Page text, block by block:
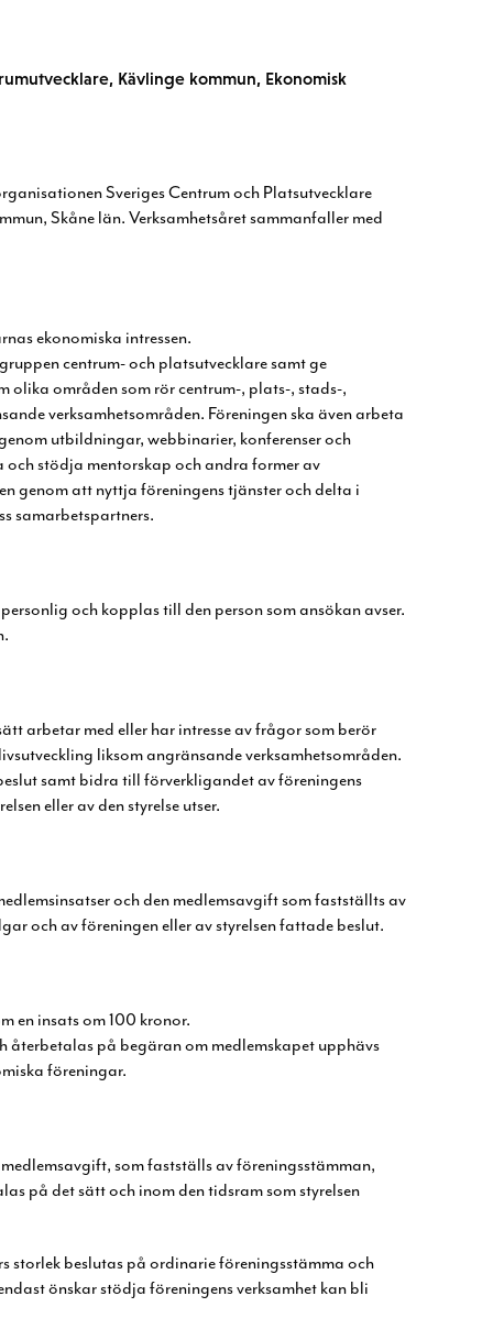
Kävlinge kommun, Ekonomisk
Sveriges Centrum och Platsutvecklare
Skåne län.Verksamhetsåret sammanfaller med
ekonomiska intressen.
centrum- och platsutvecklare samt ge
olika områden som rör centrum-, plats-, stads-,
verksamhetsområden. Föreningen ska även arbeta
utbildningar, webbinarier, konferenser och
och stödja mentorskap och andra formerav
genom att nyttja föreningenstjänster och delta i
samarbetspartners.
och kopplas till den person somansökan avser.
arbetar med eller har intresse av frågorsom berör
liksomangränsande verksamhetsområden.
samt bidra till förverkligandet av föreningens
eller av den styrelse utser.
och den medlemsavgift som fastställts av
och av föreningen eller av styrelsen fattade beslut.
en insats om 100 kronor.
återbetalas på begäran om medlemskapet upphävs
föreningar.
som fastställs avföreningsstämman,
på detsätt och inom den tidsram som styrelsen
storlek beslutas på ordinarieföreningsstämma och
önskar stödja föreningens verksamhet kan bli